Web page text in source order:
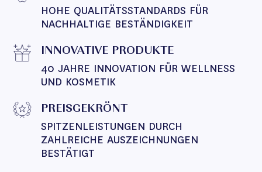
HOHE QUALITÄTSSTANDARDS FÜR
NACHHALTIGE BESTÄNDIGKEIT
INNOVATIVE PRODUKTE
40 JAHRE INNOVATION FÜR WELLNESS
UND KOSMETIK
PREISGEKRÖNT
SPITZENLEISTUNGEN DURCH
ZAHLREICHE AUSZEICHNUNGEN
BESTÄTIGT